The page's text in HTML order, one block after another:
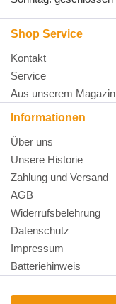
Shop Service
Kontakt
Service
Aus unserem Magazin
Informationen
Über uns
Unsere Historie
Zahlung und Versand
AGB
Widerrufsbelehrung
Datenschutz
Impressum
Batteriehinweis